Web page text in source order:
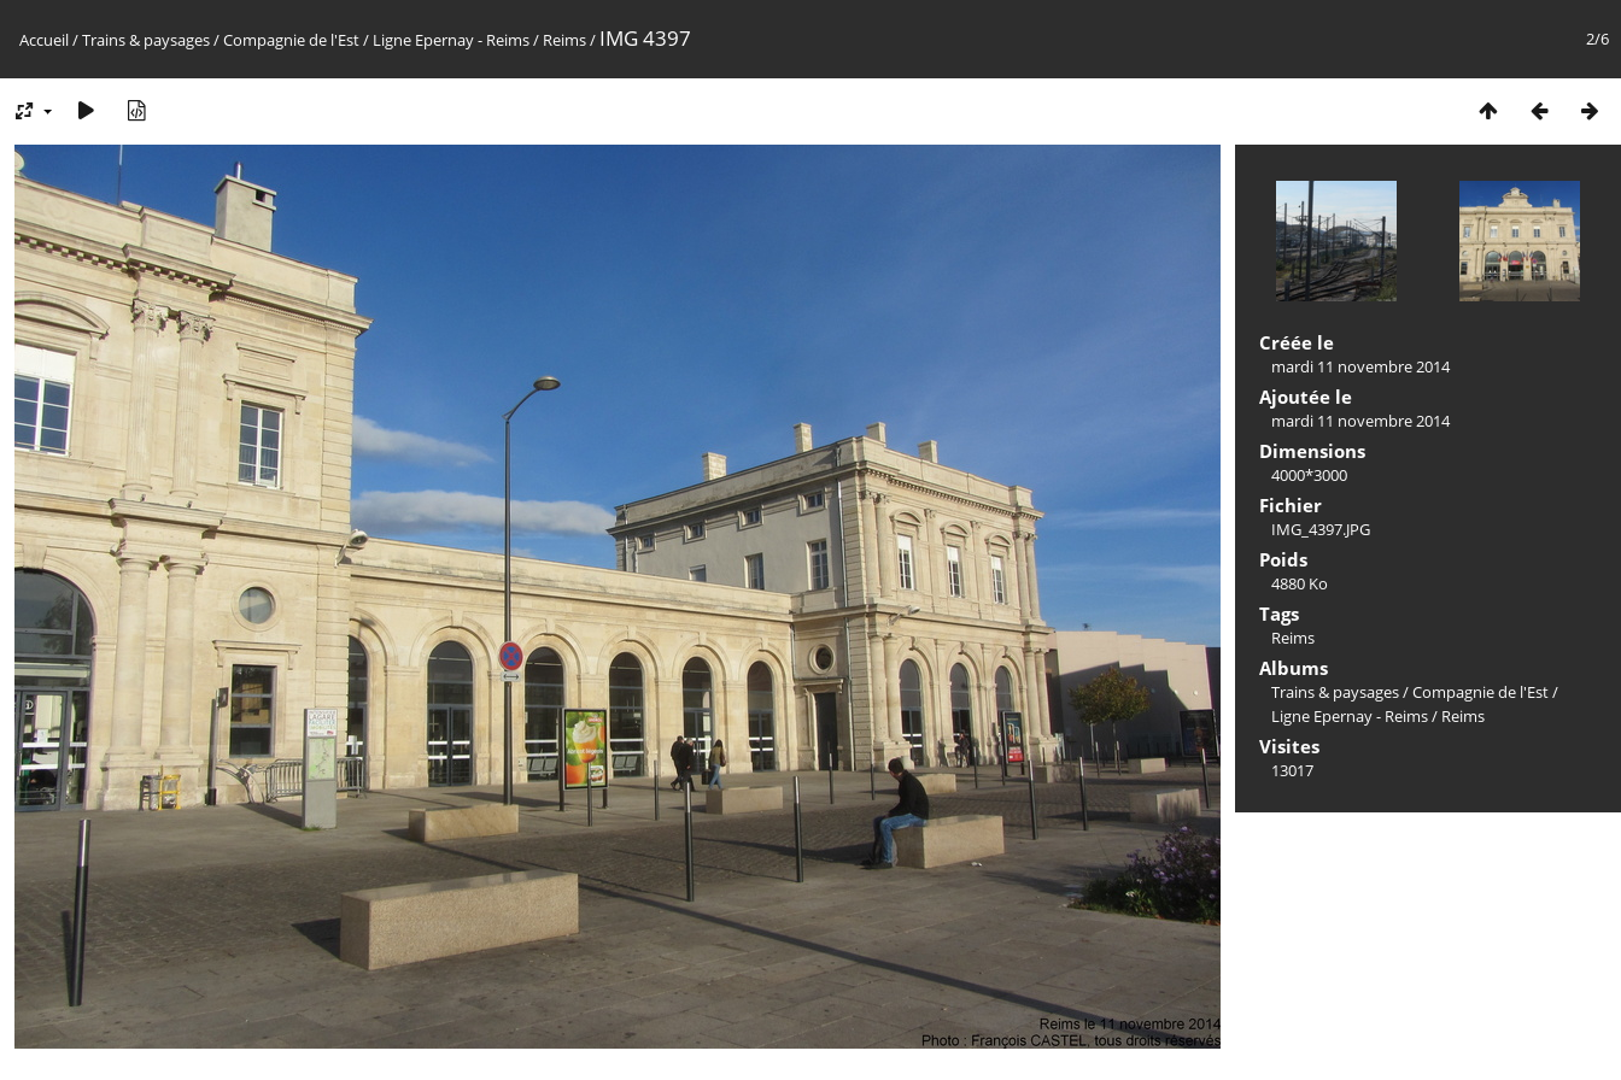
2/6
Accueil/Trains & paysages/Compagnie de l'Est/ Ligne Epernay - Reims/ Reims/ IMG 4397
Créée le
mardi 11 novembre 2014
Ajoutée le
mardi 11 novembre 2014
Dimensions
4000*3000
Fichier
IMG_4397.JPG
Poids
4880 Ko
Tags
Reims
Albums
Trains & paysages/Compagnie de l'Est/
Ligne Epernay - Reims/ Reims
Visites
13017